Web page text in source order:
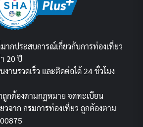
ากประสบการณ์เกี่ยวกับการท่องเที่ยว
20 ปี
านรวดเร็ว และติดต่อได้ 24 ชั่วโมง
กต้องตามกฏหมาย จดทะเบียน
วจาก กรมการท่องเที่ยว ถูกต้องตาม